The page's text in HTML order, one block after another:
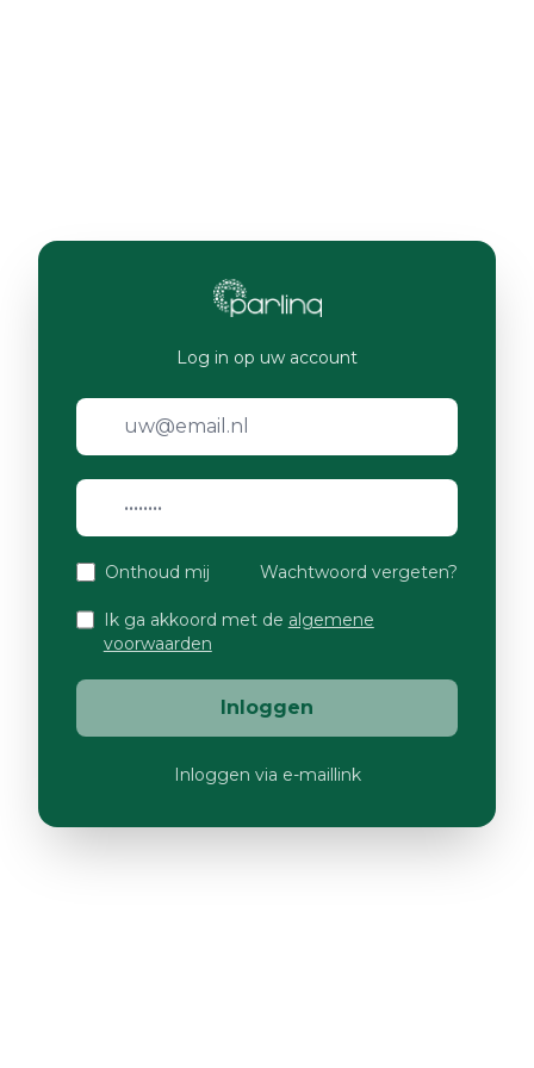
Log in op uw account
Onthoud mij Wachtwoord vergeten?
Ik ga akkoord met de algemene
voorwaarden
Inloggen
Inloggen via e-maillink